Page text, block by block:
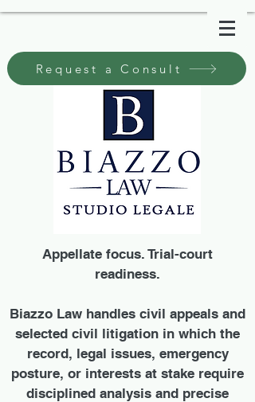
Request a Consult
Appellate focus. Trial-court
readiness.
Biazzo Law handles civil appeals and
selected civil litigation in which the
record, legal issues, emergency
posture, or interests at stake require
disciplined analysis and precise